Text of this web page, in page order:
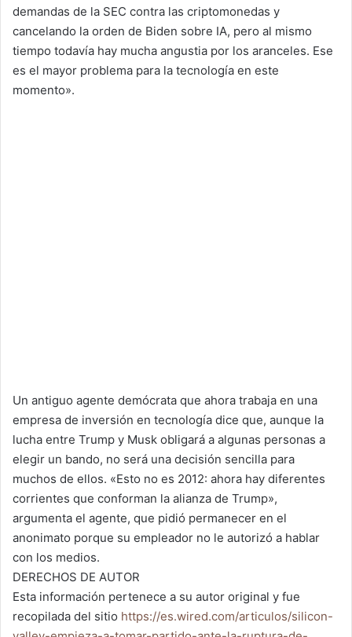
demandas de la SEC contra las criptomonedas y
cancelando la orden de Biden sobre IA, pero al mismo
tiempo todavía hay mucha angustia por los aranceles. Ese
es el mayor problema para la tecnología en este
momento».
Un antiguo agente demócrata que ahora trabaja en una
empresa de inversión en tecnología dice que, aunque la
lucha entre Trump y Musk obligará a algunas personas a
elegir un bando, no será una decisión sencilla para
muchos de ellos. «Esto no es 2012: ahora hay diferentes
corrientes que conforman la alianza de Trump»,
argumenta el agente, que pidió permanecer en el
anonimato porque su empleador no le autorizó a hablar
con los medios.
DERECHOS DE AUTOR
Esta información pertenece a su autor original y fue
recopilada del sitio https://es.wired.com/articulos/silicon-